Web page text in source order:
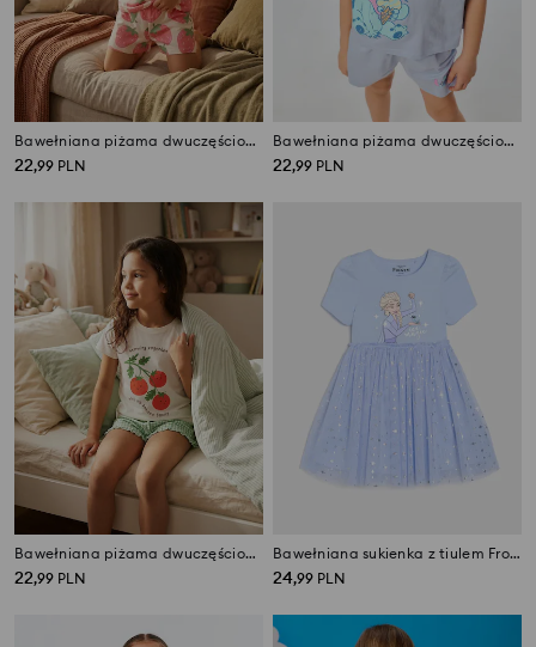
Bawełniana piżama dwuczęściowa z motywem truskawek
22,99 PLN
Bawełniana piżama dwuczęściowa z nadrukiem Stitch
22,99 PLN
Bawełniana piżama dwuczęściowa z nadrukiem pomidorów
22,99 PLN
Bawełniana sukienka z tiulem Frozen
24,99 PLN